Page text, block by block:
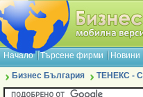
Начало Търсене фирми Новини
Бизнес България ТЕНЕКС - C